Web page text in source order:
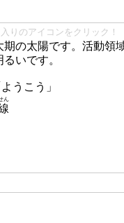
りのアイコンをクリック！
期の太陽です。活動領
るいです。
ようこう」
ん